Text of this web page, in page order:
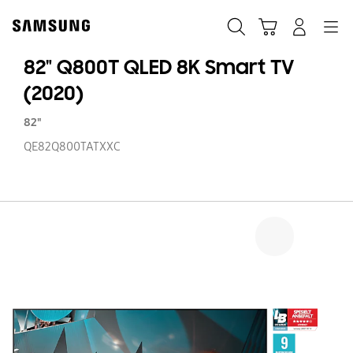
content
82" Q800T QLED 8K Smart TV
(2020)
82"
QE82Q800TATXXC